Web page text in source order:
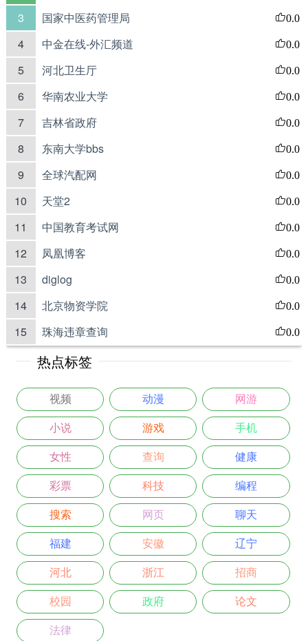
3 国家中医药管理局 0.0
4 中金在线-外汇频道 0.0
5 河北卫生厅 0.0
6 华南农业大学 0.0
7 吉林省政府 0.0
8 东南大学bbs 0.0
9 全球汽配网 0.0
10 天堂2 0.0
11 中国教育考试网 0.0
12 凤凰博客 0.0
13 diglog 0.0
14 北京物资学院 0.0
15 珠海违章查询 0.0
热点标签
视频 动漫 网游
小说 游戏 手机
女性 查询 健康
彩票 科技 编程
搜索 网页 聊天
福建 安徽 辽宁
河北 浙江 招商
校园 政府 论文
法律